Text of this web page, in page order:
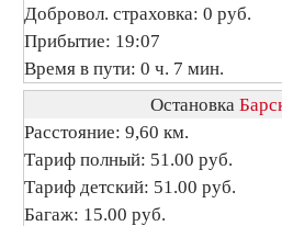
Добровол. страховка: 0 руб.
Прибытие: 19:07
Время в пути: 0 ч. 7 мин.
Остановка
Расстояние: 9,60 км.
Тариф полный: 51.00 руб.
Тариф детский: 51.00 руб.
Багаж: 15.00 руб.